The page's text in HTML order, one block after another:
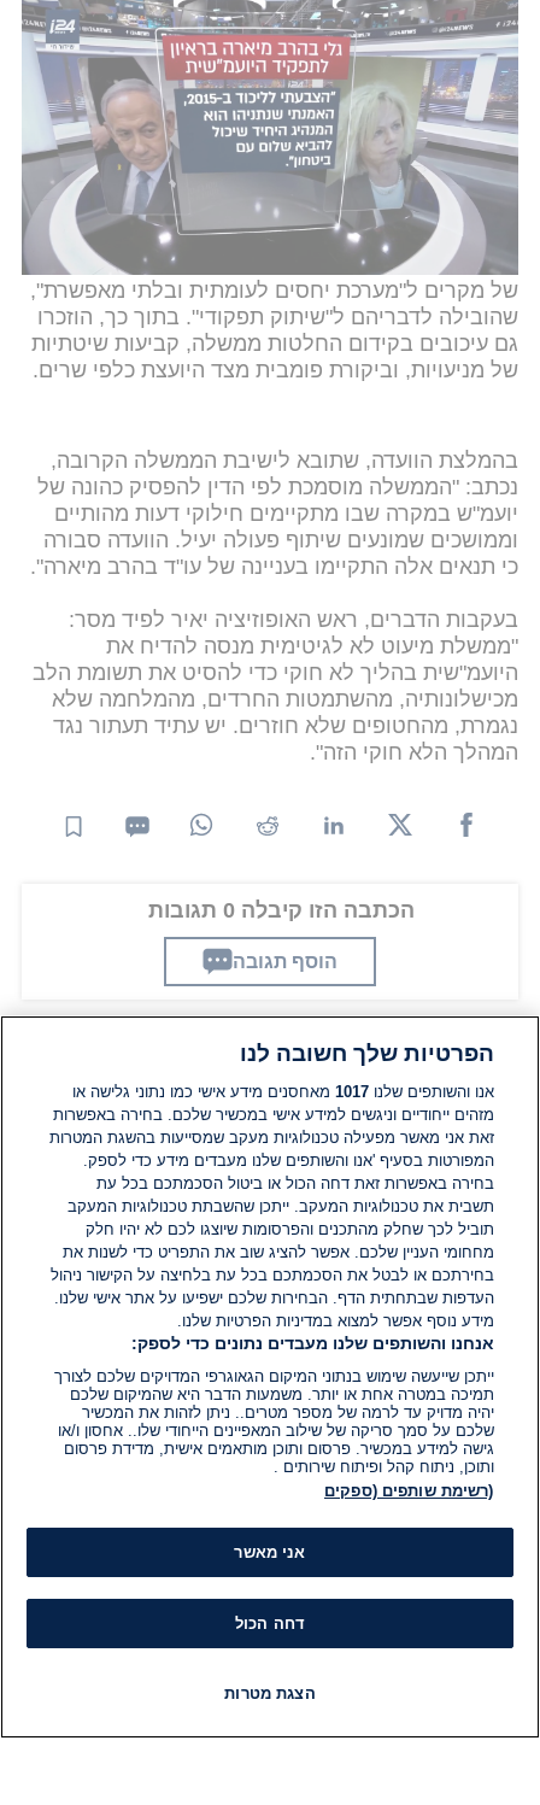
גלי בהרב מיארה בריאיון לתפקיד היועמ"שית: "הצבעתי לליכוד
ב-2015"
בין היתר, נכתב בהחלטת הוועדה כי סירובה של
בהרב-מיארה להופיע בפניה - למרות שבג"ץ דחה את
בקשתה למנוע את הדיון - מהווה "ויתור על זכותה
לשימוע מנהלי", ואף עלול להתפרש כביזיון בית
המשפט.
עוד נכתב בהחלטה כי עמדותיה המשפטיות של היועצת,
גם אם נובעות מתפיסה משפטית מקצועית, הפכו בשורה
של מקרים ל"מערכת יחסים לעומתית ובלתי מאפשרת",
שהובילה לדבריהם ל"שיתוק תפקודי". בתוך כך, הוזכרו
גם עיכובים בקידום החלטות ממשלה, קביעות שיטתיות
של מניעויות, וביקורת פומבית מצד היועצת כלפי שרים.
בהמלצת הוועדה, שתובא לישיבת הממשלה הקרובה,
נכתב: "הממשלה מוסמכת לפי הדין להפסיק כהונה של
יועמ"ש במקרה שבו מתקיימים חילוקי דעות מהותיים
וממושכים שמונעים שיתוף פעולה יעיל. הוועדה סבורה
כי תנאים אלה התקיימו בעניינה של עו"ד בהרב מיארה".
בעקבות הדברים, ראש האופוזיציה יאיר לפיד מסר:
"ממשלת מיעוט לא לגיטימית מנסה להדיח את
היועמ"שית בהליך לא חוקי כדי להסיט את תשומת הלב
מכישלונותיה, מהשתמטות החרדים, מהמלחמה שלא
נגמרת, מהחטופים שלא חוזרים. יש עתיד תעתור נגד
המהלך הלא חוקי הזה".
הכתבה הזו קיבלה 0 תגובות
הוסף תגובה
תגובות
אין עדיין תגובות. היה הראשון להגיב
הוסף תגובה
הפרטיות שלך חשובה לנו
אנו והשותפים שלנו1017 מאחסנים מידע אישי כמו נתוני גלישה או
מזהים ייחודיים וניגשים למידע אישי במכשיר שלכם. בחירה באפשרות
זאת אני מאשר מפעילה טכנולוגיות מעקב שמסייעות בהשגת המטרות
המפורטות בסעיף 'אנו והשותפים שלנו מעבדים מידע כדי לספק.
בחירה באפשרות זאת דחה הכול או ביטול הסכמתכם בכל עת
תשבית את טכנולוגיות המעקב. ייתכן שהשבתת טכנולוגיות המעקב
תוביל לכך שחלק מהתכנים והפרסומות שיוצגו לכם לא יהיו חלק
מחחומי העניין שלכם. אפשר להציג שוב את התפריט כדי לשנות את
בחירתכם או לבטל את הסכמתכם בכל עת בלחיצה על הקישור ניהול
העדפות שבתחתית הדף. הבחירות שלכם ישפיעו על אתר אישי שלנו.
מידע נוסף אפשר למצוא במדיניות הפרטיות שלנו.
אנחנו והשותפים שלנו מעבדים נתונים כדי לספק:
ייתכן שייעשה שימוש בנתוני המיקום הגאוגרפי המדויקים שלכם לצורך
תמיכה במטרה אחת או יותר. משמעות הדבר היא שהמיקום שלכם
יהיה מדויק עד לרמה של מספר מטרים.. ניתן לזהות את המכשיר
שלכם על סמך סריקה של שילוב המאפיינים הייחודי שלו.. אחסון ו/או
גישה למידע במכשיר. פרסום ותוכן מותאמים אישית, מדידת פרסום
ותוכן, ניתוח קהל ופיתוח שירותים .
(רשימת שותפים (ספקים
אני מאשר
דחה הכול
הצגת מטרות